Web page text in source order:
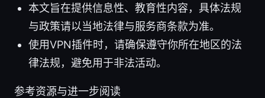
本文旨在提供信息性、教育性内容，具体法规
与政策请以当地法律与服务商条款为准。
使用VPN插件时，请确保遵守你所在地区的法
律法规，避免用于非法活动。
参考资源与进一步阅读